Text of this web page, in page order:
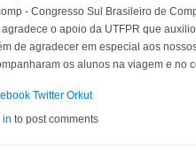
- Congresso Sul Brasileiro de
o apoio da UTFPR que
de agradecer em especial aos
os alunos na viagem e no
Twitter Orkut
Alunos de IC participam de congresso
in to post comments